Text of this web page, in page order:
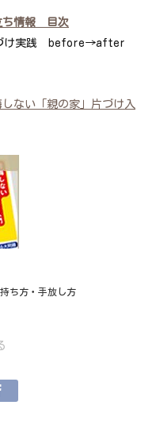
ち情報 目次
づけ実践 before→after
ない「親の家」片づけ入
ち方・手放し方